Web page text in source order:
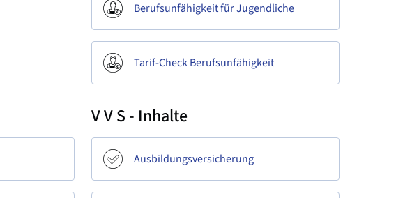
Berufsunfähigkeit für Jugendliche
Tarif-Check Berufsunfähigkeit
V V S - Inhalte
Ausbildungsversicherung